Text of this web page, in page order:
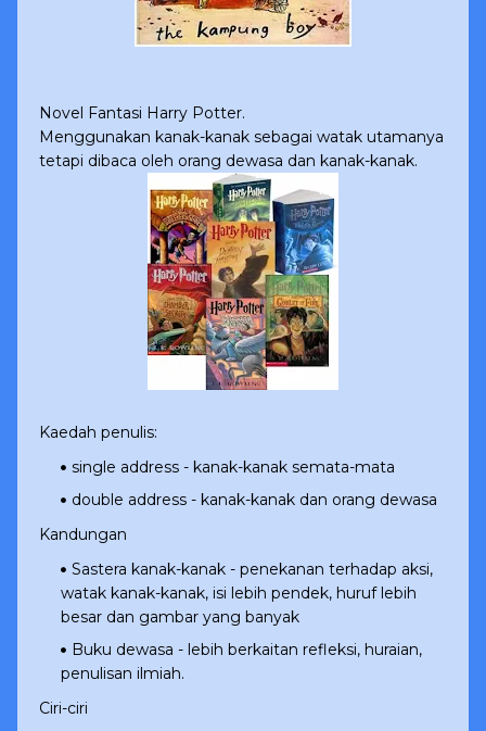
Novel Fantasi Harry Potter.
Menggunakan kanak-kanak sebagai watak utamanya
tetapi dibaca oleh orang dewasa dan kanak-kanak.
Kaedah penulis:
single address - kanak-kanak semata-mata
double address - kanak-kanak dan orang dewasa
Kandungan
Sastera kanak-kanak - penekanan terhadap aksi,
watak kanak-kanak, isi lebih pendek, huruf lebih
besar dan gambar yang banyak
Buku dewasa - lebih berkaitan refleksi, huraian,
penulisan ilmiah.
Ciri-ciri